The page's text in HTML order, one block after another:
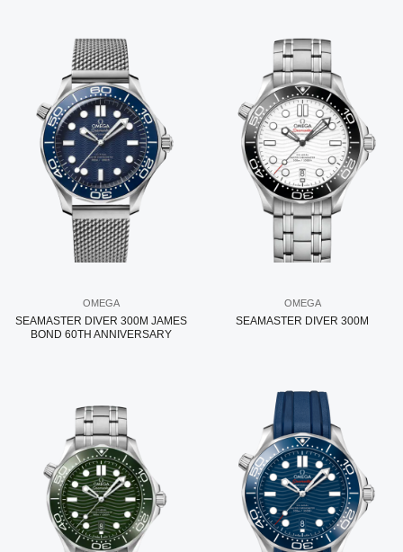
OMEGA
SEAMASTER DIVER 300M JAMES
BOND 60TH ANNIVERSARY
OMEGA
SEAMASTER DIVER 300M